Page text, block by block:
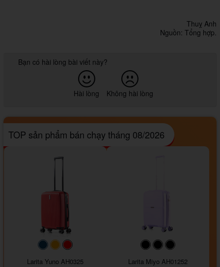
Thuỵ Anh
Nguồn: Tổng hợp.
Bạn có hài lòng bài viết này?
Hài lòng Không hài lòng
TOP sản phẩm bán chạy tháng 08/2026
#093f69#ffa500
Larita Yuno AH0325
#000000#000000
Larita Miyo AH01252